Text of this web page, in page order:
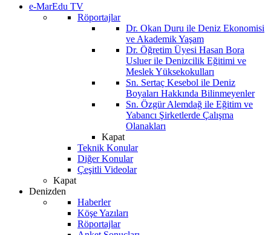
e-MarEdu TV
Röportajlar
Dr. Okan Duru ile Deniz Ekonomisi
ve Akademik Yaşam
Dr. Öğretim Üyesi Hasan Bora
Usluer ile Denizcilik Eğitimi ve
Meslek Yüksekokulları
Sn. Sertaç Kesebol ile Deniz
Boyaları Hakkında Bilinmeyenler
Sn. Özgür Alemdağ ile Eğitim ve
Yabancı Şirketlerde Çalışma
Olanakları
Kapat
Teknik Konular
Diğer Konular
Çeşitli Videolar
Kapat
Denizden
Haberler
Köşe Yazıları
Röportajlar